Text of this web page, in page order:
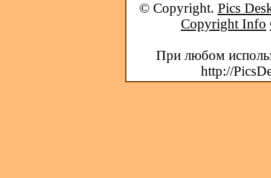
© Copyright. Pics
Copyright Info
При любом
http://